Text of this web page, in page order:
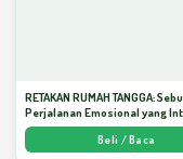
RETAKAN RUMAH TANGGA:
Perjalanan Emosional yang
Mendalam - Arda Dinata
Beli / Baca